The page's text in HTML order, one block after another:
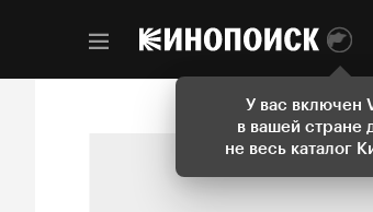
У вас включен
в вашей стране
не весь каталог